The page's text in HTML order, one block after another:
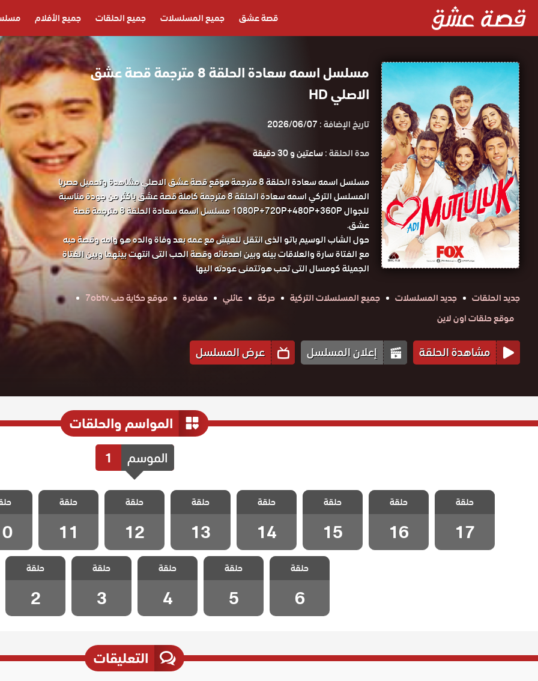
قصة عشق جميع المسلسلات جميع الحلقات جميع الأفلام
مسلسل اسمه سعادة الحلقة 8 مترجمة قصة عشق
الاصلي HD
تاريخ الإضافة :2026/06/07
مدة الحلقة :ساعتين و 30 دقيقة
مسلسل اسمه سعادة الحلقة 8 مترجمة موقع قصة عشق الاصلي مشاهدة وتحميل حصريا
المسلسل التركي اسمه سعادة الحلقة 8 مترجمة كاملة قصة عشق باكثر من جودة مناسبة
للجوال 1080P+720P+480P+360P مسلسل اسمه سعادة الحلقة 8 مترجمة قصة
عشق.
حول الشاب الوسيم باتو الذى انتقل للعيش مع عمه بعد وفاة والده هو وامه وقصة حبه
مع الفتاة سارة والعلاقات بينه وبين اصدقائه وقصة الحب التى انتهت بينهما وبين الفتاة
الجميلة كومسال التى تحب هوتتمنى عودته اليها
جديد الحلقات
جديد المسلسلات جميع المسلسلات التركية حركة عائلي مغامرة
موقع حكاية حب 7obtv
موقع حلقات اون لاين
مشاهدة الحلقة إعلان المسلسل عرض المسلسل
المواسم والحلقات
الموسم 1
مسلسل اسمه
سعادة الحلقة
17 والاخيرة
حلقة
17
مسلسل اسمه
سعادة الحلقة
16
حلقة
16
مسلسل اسمه
سعادة الحلقة
15
حلقة
15
مسلسل اسمه
سعادة الحلقة
14
حلقة
14
مسلسل اسمه
سعادة الحلقة
13
حلقة
13
مسلسل اسمه
سعادة الحلقة
12
حلقة
12
مسلسل اسمه
سعادة الحلقة
11
حلقة
11
سعادة
مسلسل اسمه
سعادة الحلقة 6
حلقة
6
مسلسل اسمه
سعادة الحلقة 5
حلقة
5
مسلسل اسمه
سعادة الحلقة 4
حلقة
4
مسلسل اسمه
سعادة الحلقة 3
حلقة
3
مسلسل اسمه
سعادة الحلقة 2
حلقة
2
التعليقات